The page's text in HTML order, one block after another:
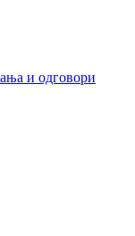
и одговори